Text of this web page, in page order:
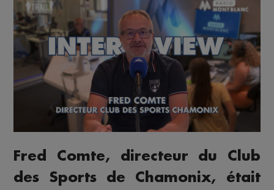
Fred Comte, directeur du Club
des Sports de Chamonix, était